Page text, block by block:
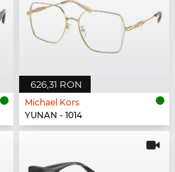
626,31 RON
Michael Kors
YUNAN - 1014